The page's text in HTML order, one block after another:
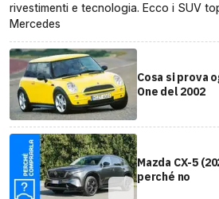
rivestimenti e tecnologia. Ecco i SUV
Mercedes
Cosa si prova
One del 2002
Mazda CX-5
perché no